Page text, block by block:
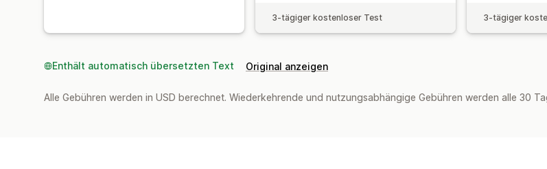
3-tägiger kostenloser Test 3-tägiger
Enthält automatisch übersetzten Text Original anzeigen
Alle Gebühren werden in USD berechnet. Wiederkehrende und nutzungsabhängige Gebühren werden alle 30